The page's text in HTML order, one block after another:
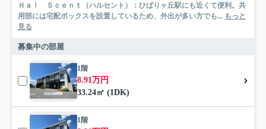
Ｈａｌ Ｓｃｅｎｔ（ハルセント）：ひばりヶ丘駅にも近くて便利。共
用部には宅配ボックスを設置しているため、外出が多い方でも... もっと
見る
募集中の部屋
1階
8.91万円
33.24㎡ (1DK)
1階